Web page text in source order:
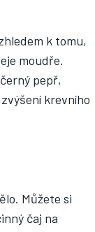
k tomu,
moudře.
pepř,
krevního
Můžete si
čaj na